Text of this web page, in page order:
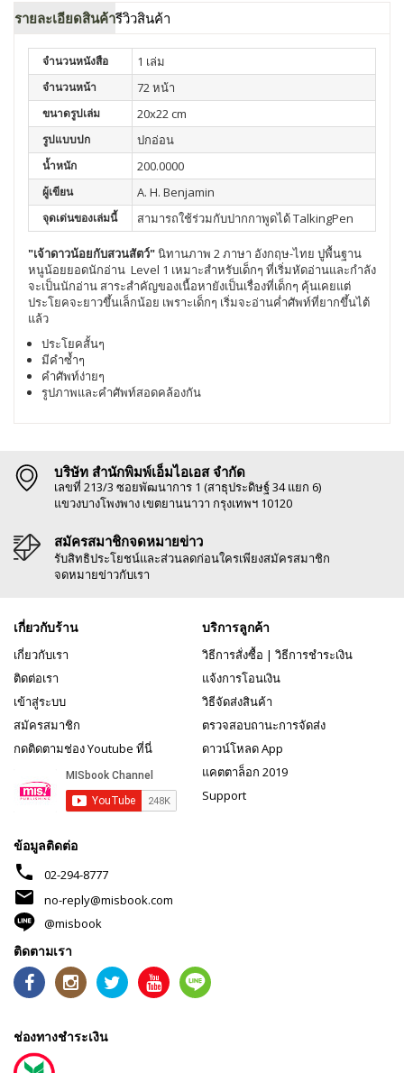
รายละเอียดสินค้ารีวิวสินค้า
จำนวนหนังสือ 1 เล่ม
จำนวนหน้า 72 หน้า
ขนาดรูปเล่ม 20x22 cm
รูปแบบปก ปกอ่อน
น้ำหนัก 200.0000
ผู้เขียน A. H. Benjamin
จุดเด่นของเล่มนี้ สามารถใช้ร่วมกับปากกาพูดได้ TalkingPen
"เจ้าดาวน้อยกับสวนสัตว์"นิทานภาพ 2 ภาษา อังกฤษ-ไทย ปูพื้นฐาน
หนูน้อยยอดนักอ่าน Level 1 เหมาะสำหรับเด็กๆ ที่เริ่มหัดอ่านและกำลัง
จะเป็นนักอ่าน สาระสำคัญของเนื้อหายังเป็นเรื่องที่เด็กๆ คุ้นเคยแต่
ประโยคจะยาวขึ้นเล็กน้อย เพราะเด็กๆ เริ่มจะอ่านค่ำศัพท์ที่ยากขึ้นไต้
แล้ว
ประโยคสั้นๆ
มีคำซ้ำๆ
คำศัพท์ง่ายๆ
รูปภาพและคำศัพท์สอดคล้องกัน
บริษัท สำนักพิมพ์เอ็มไอเอส จำกัด
เลขที่ 213/3 ซอยพัฒนาการ 1 (สาธุประดิษฐ์ 34 แยก 6)
แขวงบางโพงพาง เขตยานนาวา กรุงเทพฯ 10120
สมัครสมาชิกจดหมายข่าว
รับสิทธิประโยชน์และส่วนลดก่อนใครเพียงสมัครสมาชิก
จดหมายข่าวกับเรา
เกี่ยวกับร้าน
เกี่ยวกับเรา
ติดต่อเรา
เข้าสู่ระบบ
สมัครสมาชิก
กดติดตามช่อง Youtube ที่นี่
บริการลูกค้า
วิธีการสั่งซื้อ | วิธีการชำระเงิน
แจ้งการโอนเงิน
วิธีจัดส่งสินค้า
ตรวจสอบถานะการจัดส่ง
ดาวน์โหลด App
แคตตาล็อก 2019
Support
ข้อมูลติดต่อ
phone 02-294-8777
mail
no-reply@misbook.com
@misbook
ติดตามเรา
ช่องทางชำระเงิน